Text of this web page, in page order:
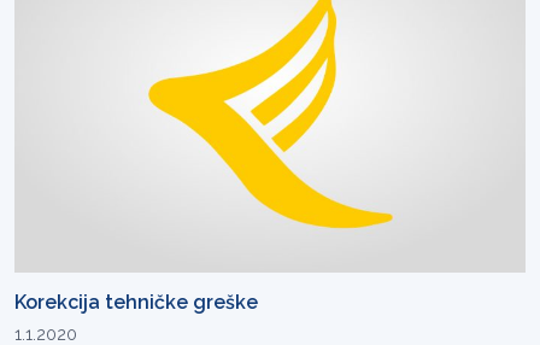
Korekcija tehničke greške
1.1.2020